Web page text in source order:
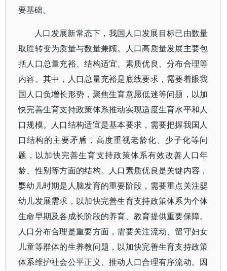
要基础。
人口发展新常态下，我国人口发展目标已由数量
取胜转变为质量与数量兼顾。人口高质量发展主要包
括人口总量充裕、结构适宜、素质优良、分布合理等
内容。其中，人口总量充裕是底线要求，需要着眼我
国人口负增长形势，聚焦生育意愿低迷等问题，以加
快完善生育支持政策体系推动实现适度生育水平和人
口规模。人口结构适宜是基本要求，需要把握我国人
口结构的主要矛盾，高度重视老龄化、少子化等问
题，以加快完善生育支持政策体系有效改善人口年
龄、性别等方面的结构。人口素质优良是关键内容，
婴幼儿时期是人脑发育的重要阶段，需要重点关注婴
幼儿发展需求，以加快完善生育支持政策体系为个体
生命早期及各成长阶段的养育、教育提供重要保障。
人口分布合理是重要方面，需要关注流动、留守妇女
儿童等群体的生养教问题，以加快完善生育支持政策
体系维护社会公平正义、推动人口合理有序流动。因